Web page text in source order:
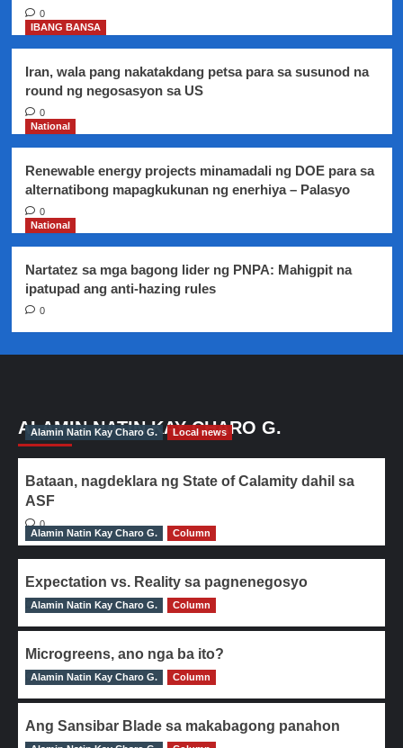
0
IBANG BANSA
Iran, wala pang nakatakdang petsa para sa susunod na
round ng negosasyon sa US
0
National
Renewable energy projects minamadali ng DOE para sa
alternatibong mapagkukunan ng enerhiya – Palasyo
0
National
Nartatez sa mga bagong lider ng PNPA: Mahigpit na
ipatupad ang anti-hazing rules
0
ALAMIN NATIN KAY CHARO G.
Alamin Natin Kay Charo G. Local news
Bataan, nagdeklara ng State of Calamity dahil sa
ASF
0
Alamin Natin Kay Charo G.
Column
Expectation vs. Reality sa pagnenegosyo
0
Alamin Natin Kay Charo G. Column
Microgreens, ano nga ba ito?
0
Alamin Natin Kay Charo G. Column
Ang Sansibar Blade sa makabagong panahon